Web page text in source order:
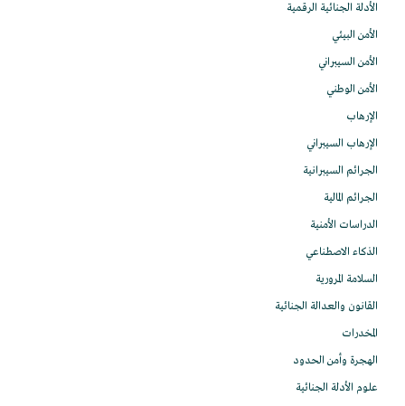
الأدلة الجنائية الرقمية
الأمن البيئي
الأمن السيبراني
الأمن الوطني
الإرهاب
الإرهاب السيبراني
الجرائم السيبرانية
الجرائم المالية
الدراسات الأمنية
الذكاء الاصطناعي
السلامة المرورية
القانون والعدالة الجنائية
المخدرات
الهجرة وأمن الحدود
علوم الأدلة الجنائية